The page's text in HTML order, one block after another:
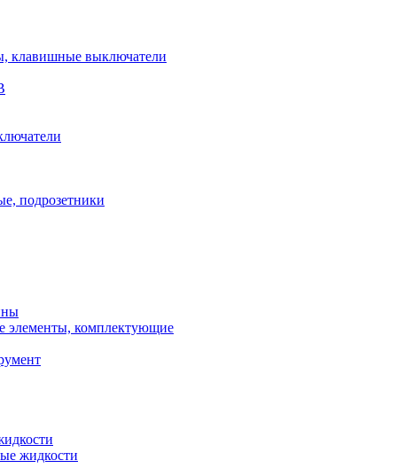
клавишные выключатели
подрозетники
элементы, комплектующие
жидкости